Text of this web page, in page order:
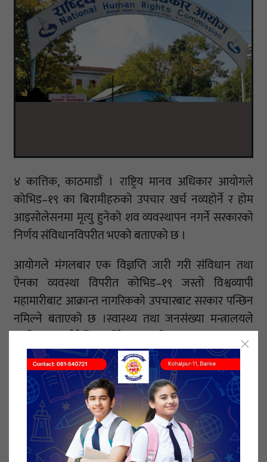
४ कात्तिक, काठमाडौं । राष्ट्रिय मानव अधिकार आयोगले
कोभिड–१९ का बिरामीहरुको उपचार खर्च नव्यहोर्ने र होम
आइसोलेसनमा मृत्यु हुनेको शव व्यवस्थापन नगर्ने सरकारको
निर्णय संविधानविपरीत भएको बताएको छ ।
आयोगले मंगलबार एक विज्ञप्ति जारी गरी संविधान तथा
ऐनका व्यवस्था विपरीत कोभिड–१९ जस्तो विश्वव्यापी
महामारीबाट आक्रान्त नागरिकको उपचारबाट सरकार पन्छिन
नमिल्ने बताएको छ ।स्वास्थ्य तथा जनसंख्या मन्त्रालयले
कात्तिक २ गतेदेखि आर्थिकरुपमा विपन्न, अशक्त, असहाय
अवस्थामा रहेका नागरिक, असहाय एकल महिला, अति
अपाङ्गता भएका नागरिक, जेष्ठ नागरिक, अग्रपंतिमा खटिने
स्वास्थ्यकर्मी, सरसफाइ कर्मचारी, सुरक्षाकर्मीलगायत जोखिम
क्षेत्रमा कार्यरत कर्मचारीमा लक्षण भएमा मात्र परीक्षण र उपचार
निःशुल्क गर्ने र बाँकीको खर्च लाग्ने निर्णय गरेको थियो ।
नेपालको संविधानको धारा ३५ ले प्रत्येक नागरिकलाई